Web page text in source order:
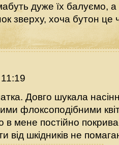
дуже їх балуємо, а
зверху, хоча бутон це
Довго шукала
флоксоподібними
мене постійно
від шкідників не